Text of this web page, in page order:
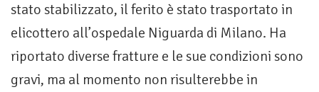
stato stabilizzato, il ferito è stato trasportato in
elicottero all’ospedale Niguarda di Milano. Ha
riportato diverse fratture e le sue condizioni sono
gravi, ma al momento non risulterebbe in